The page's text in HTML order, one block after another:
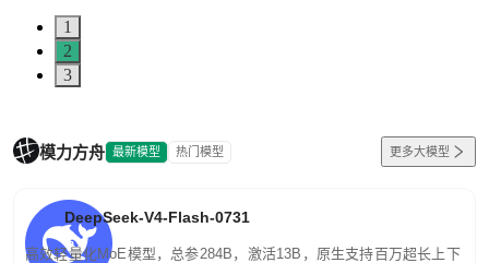
1
2
3
模力方舟 最新模型 热门模型 更多大模型
DeepSeek-V4-Flash-0731
高效轻量化MoE模型，总参284B，激活13B，原生支持百万超长上下